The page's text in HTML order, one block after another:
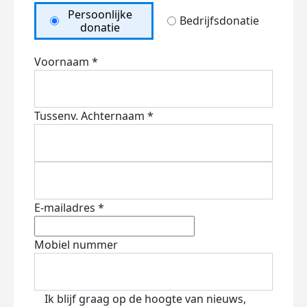
Persoonlijke
donatie
Bedrijfsdonatie
Voornaam *
Tussenv. Achternaam *
E-mailadres *
Mobiel nummer
Ik blijf graag op de hoogte van nieuws,